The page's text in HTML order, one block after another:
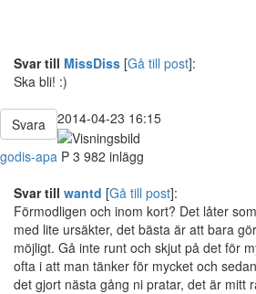
Svar till MissDiss [Gå till post]:
Ska bli! :)
Svara
2014-04-23 16:15
godis-apa P 3 982 inlägg
Svar till wantd [Gå till post]:
Förmodligen och inom kort? Det låter
med lite ursäkter, det bästa är att bara
möjligt. Gå inte runt och skjut på det för
ofta i att man tänker för mycket och
det gjort nästa gång ni pratar, det är mitt